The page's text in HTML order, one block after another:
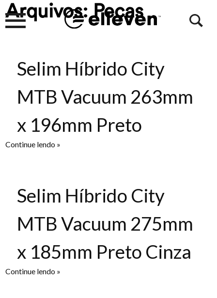
Arquivos:Peças
Selim Híbrido City
MTB Vacuum 263mm
x 196mm Preto
Continue lendo »
Selim Híbrido City
MTB Vacuum 275mm
x 185mm Preto Cinza
Continue lendo »